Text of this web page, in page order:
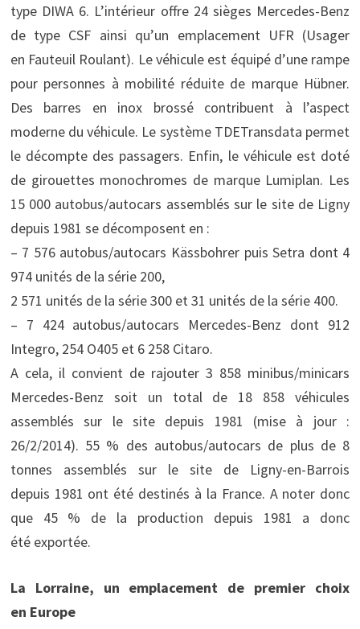
type DIWA 6. L’intérieur offre 24 sièges Mercedes-Benz
de type CSF ainsi qu’un emplacement UFR (Usager
en Fauteuil Roulant). Le véhicule est équipé d’une rampe
pour personnes à mobilité réduite de marque Hübner.
Des barres en inox brossé contribuent à l’aspect
moderne du véhicule. Le système TDETransdata permet
le décompte des passagers. Enfin, le véhicule est doté
de girouettes monochromes de marque Lumiplan. Les
15 000 autobus/autocars assemblés sur le site de Ligny
depuis 1981 se décomposent en :
– 7 576 autobus/autocars Kässbohrer puis Setra dont 4
974 unités de la série 200,
2 571 unités de la série 300 et 31 unités de la série 400.
– 7 424 autobus/autocars Mercedes-Benz dont 912
Integro, 254 O405 et 6 258 Citaro.
A cela, il convient de rajouter 3 858 minibus/minicars
Mercedes-Benz soit un total de 18 858 véhicules
assemblés sur le site depuis 1981 (mise à jour :
26/2/2014). 55 % des autobus/autocars de plus de 8
tonnes assemblés sur le site de Ligny-en-Barrois
depuis 1981 ont été destinés à la France. A noter donc
que 45 % de la production depuis 1981 a donc
été exportée.
La Lorraine, un emplacement de premier choix
en Europe